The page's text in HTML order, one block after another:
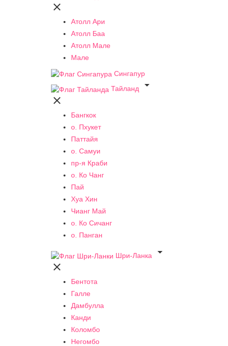

Атолл Ари
Атолл Баа
Атолл Мале
Мале
Сингапур
Тайланд


Бангкок
о. Пхукет
Паттайя
о. Самуи
пр-я Краби
о. Ко Чанг
Пай
Хуа Хин
Чианг Май
о. Ко Сичанг
о. Панган
Шри-Ланка


Бентота
Галле
Дамбулла
Канди
Коломбо
Негомбо